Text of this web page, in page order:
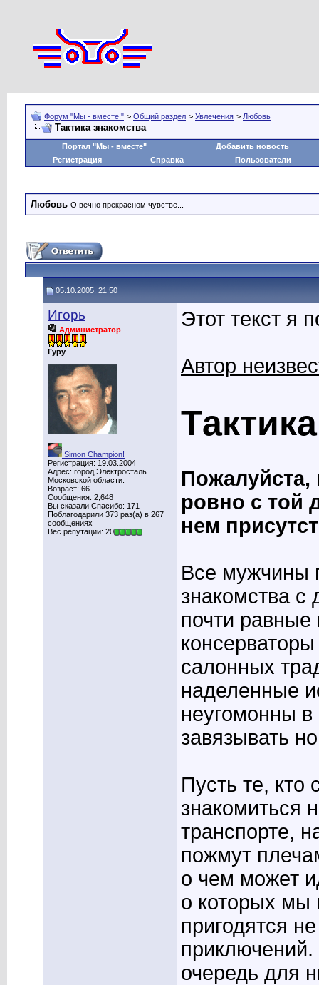
Форум "Мы - вместе!" > Общий раздел > Увлечения > Любовь
Тактика знакомства
Портал "Мы - вместе"
Добавить новость
Регистрация
Справка Пользователи
Любовь О вечно прекрасном чувстве...
05.10.2005, 21:50
Игорь
Администратор
Гуру
Simon Champion!
Регистрация: 19.03.2004
Адрес: город Электросталь
Московской области.
Возраст: 66
Сообщения: 2,648
Вы сказали Спасибо: 171
Поблагодарили 373 раз(а) в 267
сообщениях
Вес репутации: 20
Этот текст я
Автор
Пожалуйста,
ровно с той
нем
Все мужчины
знакомства с
почти равные
салонных
наделенные
неугомонны в
завязывать
Пусть те, кто
знакомиться
транспорте,
пожмут
о чем может
о которых мы
пригодятся
очередь для